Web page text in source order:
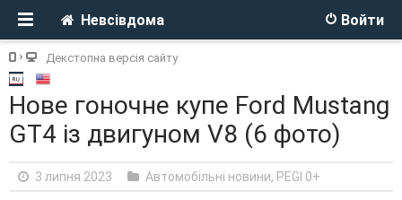
Войти
Невсівдома
Декстопна версія сайту
Нове гоночне купе Ford Mustang
GT4 із двигуном V8 (6 фото)
3 липня 2023 Автомобільні новини, PEGI 0+